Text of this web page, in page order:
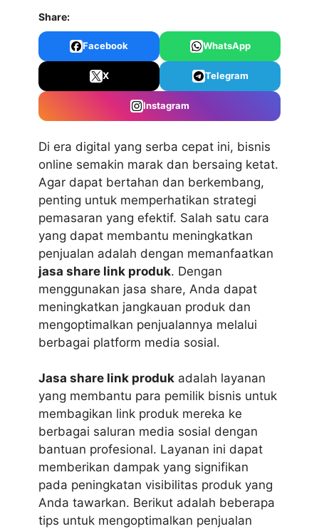
Share:
Facebook WhatsApp
X Telegram
Instagram
Di era digital yang serba cepat ini, bisnis
online semakin marak dan bersaing ketat.
Agar dapat bertahan dan berkembang,
penting untuk memperhatikan strategi
pemasaran yang efektif. Salah satu cara
yang dapat membantu meningkatkan
penjualan adalah dengan memanfaatkan
jasa share link produk. Dengan
menggunakan jasa share, Anda dapat
meningkatkan jangkauan produk dan
mengoptimalkan penjualannya melalui
berbagai platform media sosial.
Jasa share link produk adalah layanan
yang membantu para pemilik bisnis untuk
membagikan link produk mereka ke
berbagai saluran media sosial dengan
bantuan profesional. Layanan ini dapat
memberikan dampak yang signifikan
pada peningkatan visibilitas produk yang
Anda tawarkan. Berikut adalah beberapa
tips untuk mengoptimalkan penjualan